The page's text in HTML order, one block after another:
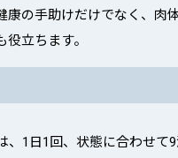
康の手助けだけでなく、肉
立ちます。
、1日1回、状態に合わせて